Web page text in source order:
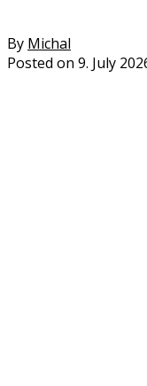
By Michal
Posted on 9. July